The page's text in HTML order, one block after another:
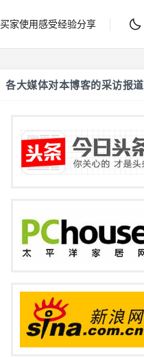
买家使用感受经验分享
各大媒体对本博客的采访报道